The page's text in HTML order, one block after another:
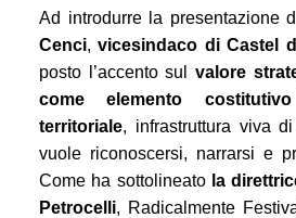
Ad introdurre la presentazione
Cenci,vicesindaco di Castel
posto l’accento sul valore
come elemento
territoriale, infrastruttura viva
vuole riconoscersi, narrarsi e
Come ha sottolineato la
Petrocelli, Radicalmente